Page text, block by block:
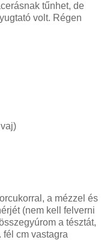
tűnhet, de
volt. Régen
a mézzel és
(nem kell felverni
a tésztát,
fél cm vastagra